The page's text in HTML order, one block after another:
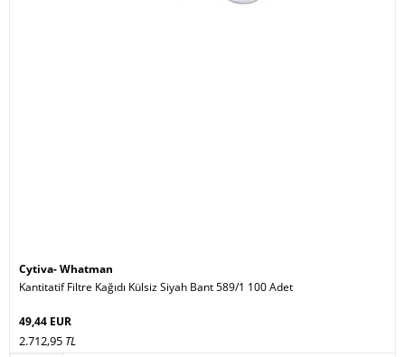
Cytiva- Whatman
Kantitatif Filtre Kağıdı Külsiz Siyah Bant 589/1 100 Adet
49,44 EUR
2.712,95 TL